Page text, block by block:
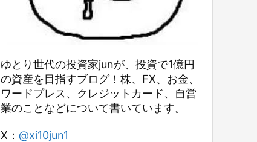
ゆとり世代の投資家junが、投資で1億円
の資産を目指すブログ！株、FX、お金、
ワードプレス、クレジットカード、自営
業のことなどについて書いています。
X： @xi10jun1